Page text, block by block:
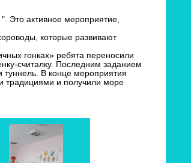
Это активное мероприятие,
которые развивают
гонках» ребята переносили
считалку. Последним заданием
туннель. В конце мероприятия
традициями и получили море